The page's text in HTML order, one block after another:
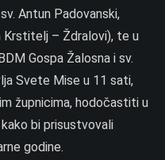
Antun Padovanski,
Krstitelj – Ždralovi), te u
Gospa Žalosna i sv.
Svete Mise u 11 sati,
župnicima, hodočastiti u
bi prisustvovali
godine.